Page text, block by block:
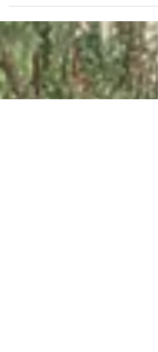
Se realizó el ESCALMUN 2024 con el apoyo
colaboración de la ANUB, un evento en el
que participaron decenas de estudiantes
CEJE.